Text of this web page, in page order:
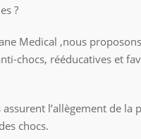
?
Medical ,nous
chocs, rééducatives et
l’allègement de la
chocs.